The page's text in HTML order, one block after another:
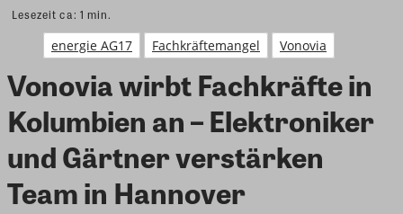
Lesezeit ca: 1 min.
energie AG17 Fachkräftemangel Vonovia
Vonovia wirbt Fachkräfte in
Kolumbien an – Elektroniker
und Gärtner verstärken
Team in Hannover